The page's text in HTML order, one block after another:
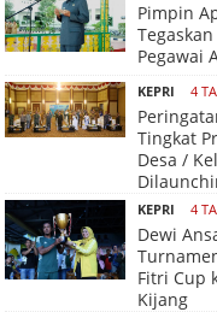
Pimpin
Pegawai
KEPRI 4
Tingkat
Desa /
KEPRI 4
Dewi
Fitri Cup
Kijang